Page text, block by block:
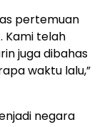
pertemuan
Kami telah
juga dibahas
waktu lalu,”
negara